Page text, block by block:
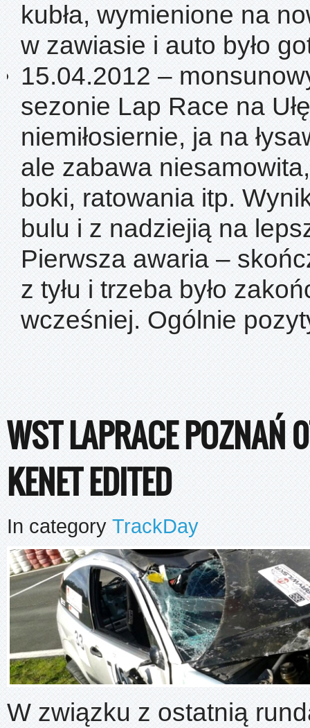
kubła, wymienione na
w zawiasie i auto było
15.04.2012 –
sezonie Lap Race na
niemiłosiernie, ja na
ale zabawa
boki, ratowania itp.
bulu i z nadziejią na
Pierwsza awaria –
z tyłu i trzeba było
wcześniej. Ogólnie
WST LAPRACE POZNAŃ
KENET EDITED
In category TrackDay
W związku z ostatnią